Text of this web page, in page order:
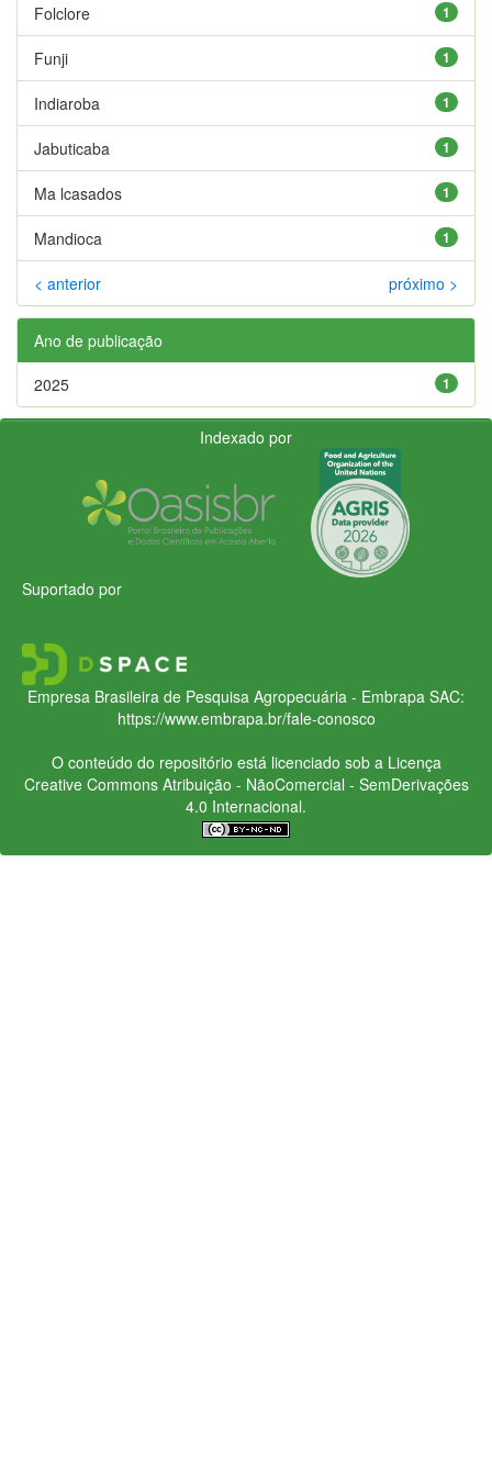
1
Folclore
1
Funji
1
Indiaroba
1
Jabuticaba
1
Ma lcasados
1
Mandioca
< anterior próximo >
Ano de publicação
1
2025
Indexado por
Suportado por
Empresa Brasileira de Pesquisa Agropecuária - Embrapa SAC:
https://www.embrapa.br/fale-conosco
O conteúdo do repositório está licenciado sob a Licença
Creative CommonsAtribuição - NãoComercial - SemDerivações
4.0 Internacional.